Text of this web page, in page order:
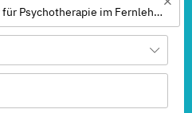
Ausbildung - Heilpraktiker für Psychotherapie im Fernlehrgang